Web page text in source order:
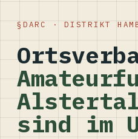
DARC · DISTRIKT
sind im